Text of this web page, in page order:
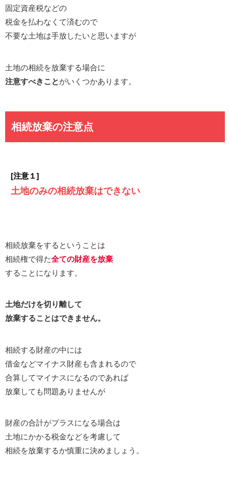
固定資産税などの
税金を払わなくて済むので
不要な土地は手放したいと思いますが
土地の相続を放棄する場合に
注意すべきことがいくつかあります。
相続放棄の注意点
[注意１]
土地のみの相続放棄はできない
相続放棄をするということは
相続権で得た全ての財産を放棄
することになります。
土地だけを切り離して
放棄することはできません。
相続する財産の中には
借金などマイナス財産も含まれるので
合算してマイナスになるのであれば
放棄しても問題ありませんが
財産の合計がプラスになる場合は
土地にかかる税金などを考慮して
相続を放棄するか慎重に決めましょう。